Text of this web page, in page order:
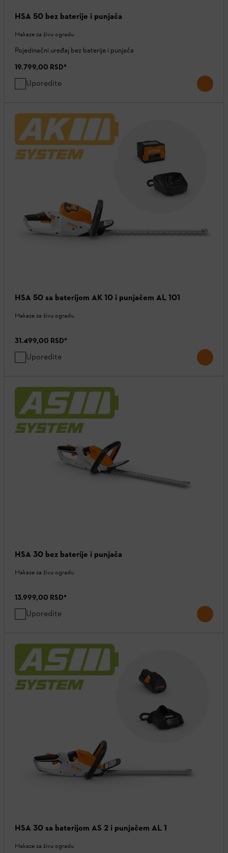
HSA 50 bez baterije i punjača
Makaze za živu ogradu
Pojedinačni uređaj bez baterije i punjača
19.799,00 RSD*
Uporedite
HSA 50 sa baterijom AK 10 i punjačem AL 101
Makaze za živu ogradu
31.499,00 RSD*
Uporedite
HSA 30 bez baterije i punjača
Makaze za živu ogradu
13.999,00 RSD*
Uporedite
HSA 30 sa baterijom AS 2 i punjačem AL 1
Makaze za živu ogradu